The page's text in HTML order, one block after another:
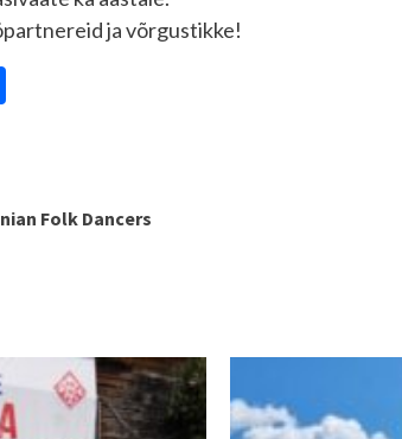
ja võrgustikke!
Folk Dancers